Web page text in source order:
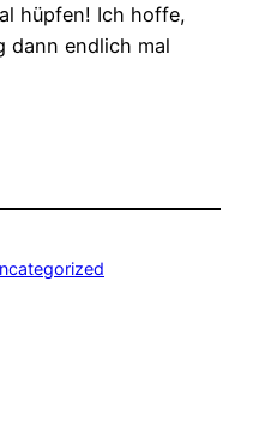
hüpfen! Ich hoffe,
dann endlich mal